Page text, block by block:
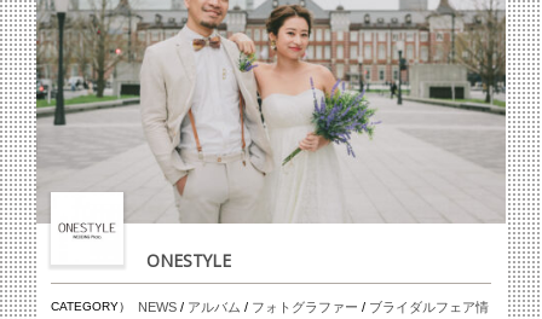
ONESTYLE
CATEGORY） NEWS/ アルバム / フォトグラファー / ブライダルフェア情